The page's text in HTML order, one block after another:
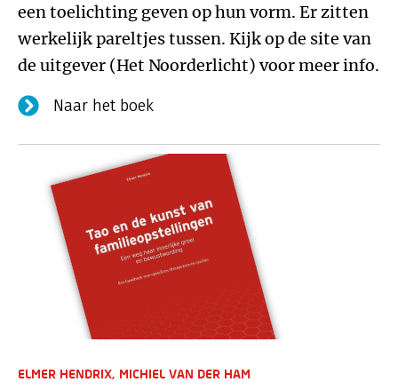
een toelichting geven op hun vorm. Er zitten
werkelijk pareltjes tussen. Kijk op de site van
de uitgever (Het Noorderlicht) voor meer info.
Naar het boek
ELMER HENDRIX, MICHIEL VAN DER HAM